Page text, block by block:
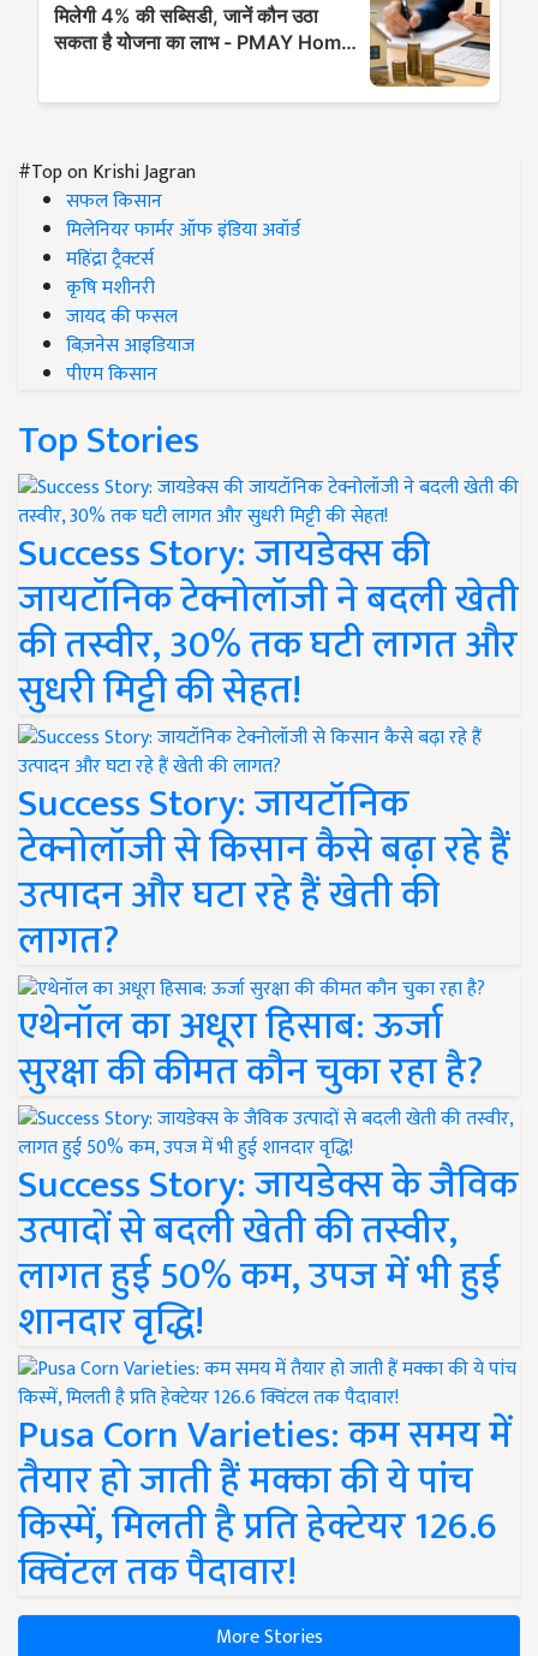
#Top on Krishi Jagran
सफल किसान
मिलेनियर फार्मर ऑफ इंडिया अवॉर्ड
महिंद्रा ट्रैक्टर्स
कृषि मशीनरी
जायद की फसल
बिज़नेस आइडियाज
पीएम किसान
Top Stories
Success Story: जायडेक्स की
जायटॉनिक टेक्नोलॉजी ने बदली खेती
की तस्वीर, 30% तक घटी लागत और
सुधरी मिट्टी की सेहत!
Success Story: जायटॉनिक
टेक्नोलॉजी से किसान कैसे बढ़ा रहे हैं
उत्पादन और घटा रहे हैं खेती की
लागत?
एथेनॉल का अधूरा हिसाब: ऊर्जा
सुरक्षा की कीमत कौन चुका रहा है?
Success Story: जायडेक्स के जैविक
उत्पादों से बदली खेती की तस्वीर,
लागत हुई 50% कम, उपज में भी हुई
शानदार वृद्धि!
Pusa Corn Varieties: कम समय में
तैयार हो जाती हैं मक्का की ये पांच
किस्में, मिलती है प्रति हेक्टेयर 126.6
क्विंटल तक पैदावार!
More Stories